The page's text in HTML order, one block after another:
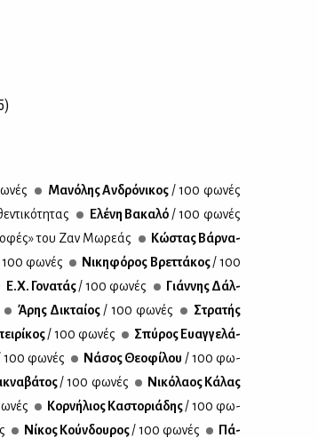
Μα­νό­λης Αν­δρό­νι­κος / 100 φω­νές
Ελέ­νη Βα­κα­λό / 100 φω­νές
του Ζαν Μω­ρε­άς
Κώ­στας Βάρ­να­
φω­νές Νι­κη­φό­ρος Βρετ­τά­κος/ 100
Ε.Χ. Γο­να­τάς/ 100 φω­νές
Γιάν­νης Δάλ­
Άρης Δι­κταί­ος / 100 φω­νές
Στρα­τής
/ 100 φω­νές
Σπύ­ρος Ευαγ­γε­λά­
100 φω­νές Νά­σος Θε­ο­φί­λου / 100 φω­
/ 100 φω­νές
Νι­κό­λα­ος Κά­λας
Κορ­νή­λιος Κα­στο­ριά­δης/ 100 φω­
Νί­κος Κούν­δου­ρος/ 100 φω­νές
Πά­